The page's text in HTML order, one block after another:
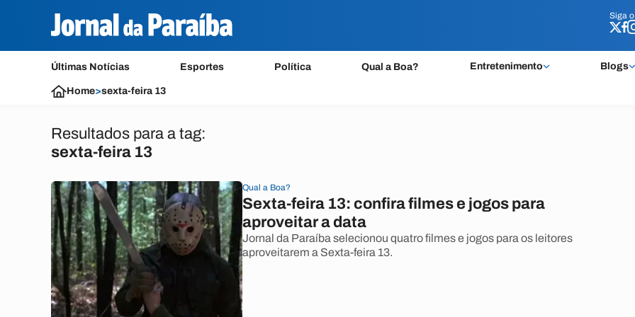
Siga o
Últimas Notícias Esportes Política Qual a Boa? Entretenimento Blogs
Siga o
Home>sexta-feira 13
Resultados para a tag:
sexta-feira 13
Qual a Boa?
Sexta-feira 13: confira filmes e jogos para
aproveitar a data
Jornal da Paraíba selecionou quatro filmes e jogos para os leitores
aproveitarem a Sexta-feira 13.